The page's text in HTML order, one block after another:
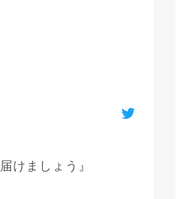
けましょう』